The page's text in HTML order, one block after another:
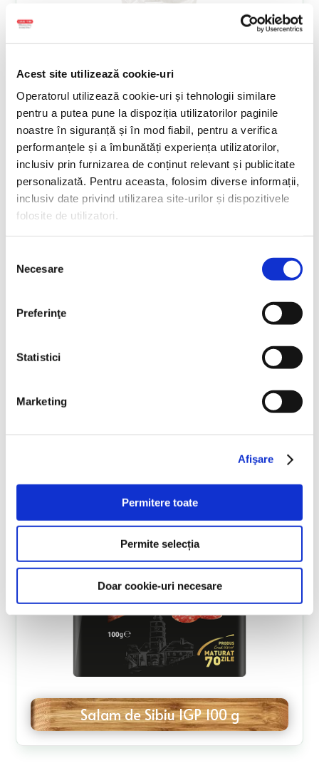
Acest site utilizează cookie-uri
Operatorul utilizează cookie-uri și tehnologii similare
pentru a putea pune la dispoziția utilizatorilor paginile
noastre în siguranță și în mod fiabil, pentru a verifica
performanțele și a îmbunătăți experiența utilizatorilor,
inclusiv prin furnizarea de conținut relevant și publicitate
personalizată. Pentru aceasta, folosim diverse informații,
inclusiv date privind utilizarea site-urilor și dispozitivele
folosite de utilizatori.
consimțământului
Necesare
Preferinţe
Statistici
Marketing
Afişare
Permitere toate
Permite selecția
Doar cookie-uri necesare
Salam de Sibiu IGP 100 g